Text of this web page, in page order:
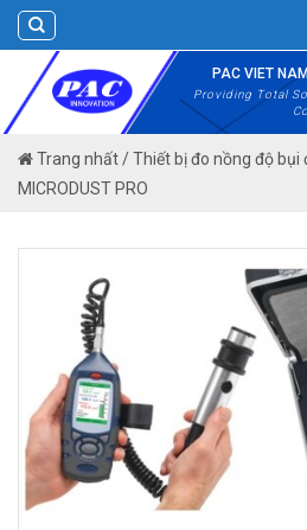
Skip
to
content
PAC VIET
Providing Total
Trang nhất/Thiết bị đo nồng độ bụi
MICRODUST PRO